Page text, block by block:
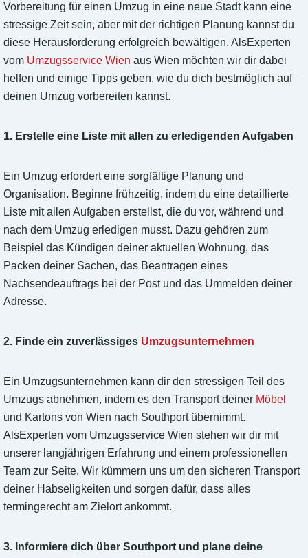
Vorbereitung für einen Umzug in eine neue Stadt kann eine
stressige Zeit sein, aber mit der richtigen Planung kannst du
diese Herausforderung erfolgreich bewältigen. AlsExperten
vom Umzugsservice Wien aus Wien möchten wir dir dabei
helfen und einige Tipps geben, wie du dich bestmöglich auf
deinen Umzug vorbereiten kannst.
1. Erstelle eine Liste mit allen zu erledigenden Aufgaben
Ein Umzug erfordert eine sorgfältige Planung und
Organisation. Beginne frühzeitig, indem du eine detaillierte
Liste mit allen Aufgaben erstellst, die du vor, während und
nach dem Umzug erledigen musst. Dazu gehören zum
Beispiel das Kündigen deiner aktuellen Wohnung, das
Packen deiner Sachen, das Beantragen eines
Nachsendeauftrags bei der Post und das Ummelden deiner
Adresse.
2. Finde ein zuverlässiges Umzugsunternehmen
Ein Umzugsunternehmen kann dir den stressigen Teil des
Umzugs abnehmen, indem es den Transport deiner Möbel
und Kartons von Wien nach Southport übernimmt.
AlsExperten vom Umzugsservice Wien stehen wir dir mit
unserer langjährigen Erfahrung und einem professionellen
Team zur Seite. Wir kümmern uns um den sicheren Transport
deiner Habseligkeiten und sorgen dafür, dass alles
termingerecht am Zielort ankommt.
3. Informiere dich über Southport und plane deine